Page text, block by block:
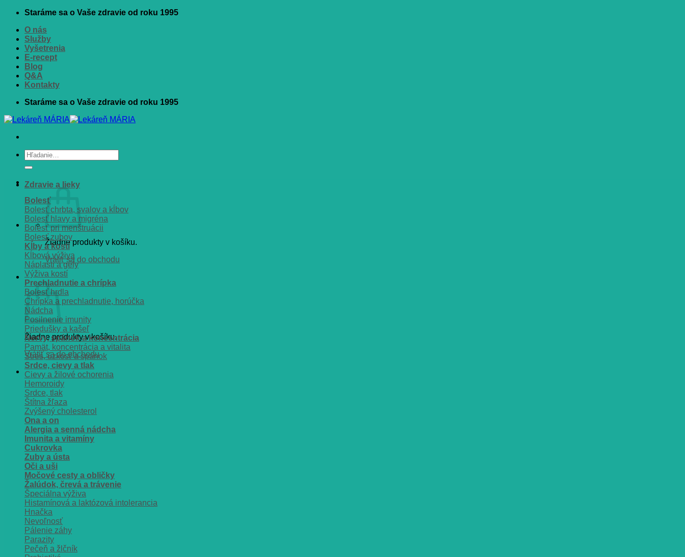
Skip
content
Staráme sa o Vaše zdravie od roku 1995
O nás
Služby
Vyšetrenia
E-recept
Blog
Q&A
Kontakty
Staráme sa o Vaše zdravie od roku 1995
Hľadať:
Žiadne produkty v košíku.
Vrátiť sa do obchodu
Košík
Žiadne produkty v košíku.
Vrátiť sa do obchodu
Zdravie a lieky
Bolesť
Bolesť chrbta, svalov a kĺbov
Bolesť hlavy a migréna
Bolesť pri menštruácii
Bolesť zubov
Kĺby a kosti
Kĺbová výživa
Náplasti a gély
Výživa kostí
Prechladnutie a chrípka
Bolesť hrdla
Chrípka a prechladnutie, horúčka
Nádcha
Posilnenie imunity
Priedušky a kašeľ
Nervy, spánok a koncentrácia
Pamät, koncentrácia a vitalita
Stres, úzkosť a spánok
Srdce, cievy a tlak
Cievy a žilové ochorenia
Hemoroidy
Srdce, tlak
Štítna žľaza
Zvýšený cholesterol
Ona a on
Alergia a senná nádcha
Imunita a vitamíny
Cukrovka
Zuby a ústa
Oči a uši
Močové cesty a obličky
Žalúdok, črevá a trávenie
Špeciálna výživa
Histamínová a laktózová intolerancia
Hnačka
Nevoľnosť
Pálenie záhy
Parazity
Pečeň a žlčník